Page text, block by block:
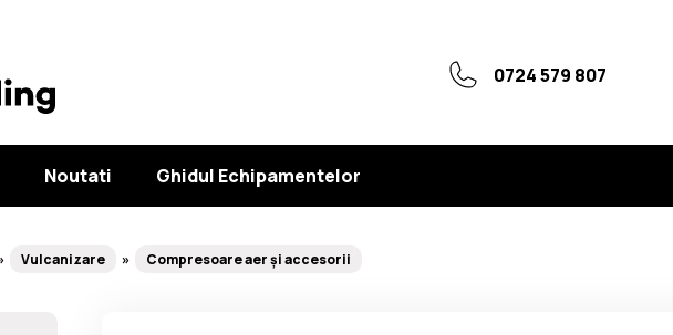
0724 579 807
Noutati Ghidul Echipamentelor
Vulcanizare Compresoare aer și accesorii